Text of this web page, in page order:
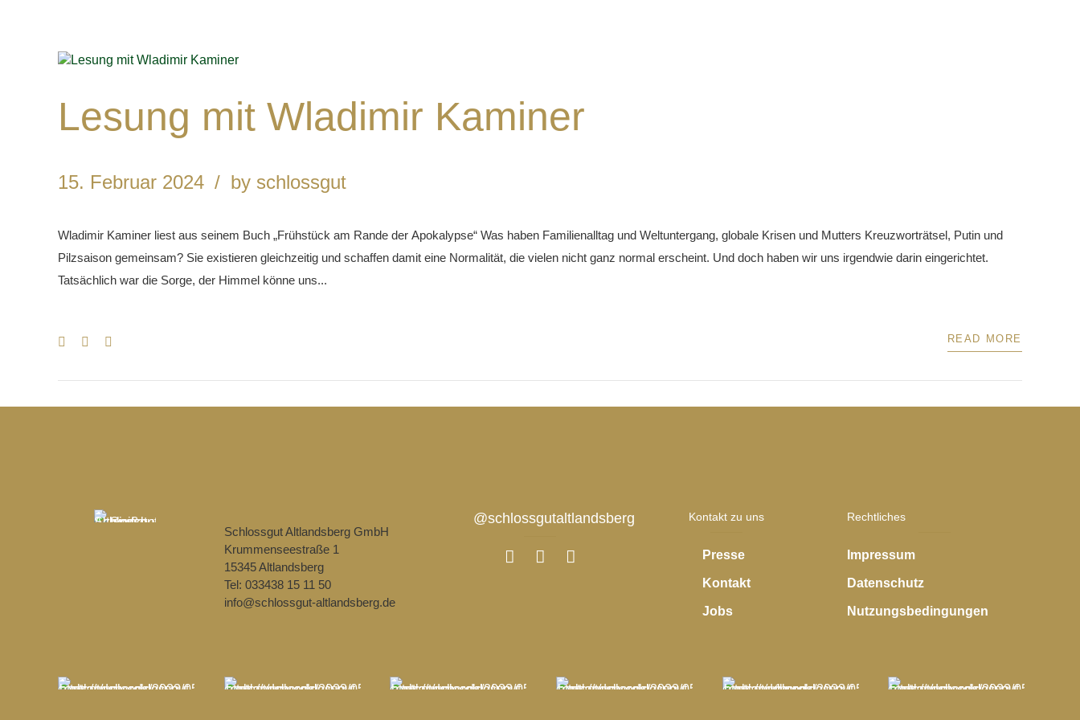
Lesung mit Wladimir Kaminer
15. Februar 2024 by schlossgut
Wladimir Kaminer liest aus seinem Buch „Frühstück am Rande der Apokalypse“ Was haben Familienalltag und Weltuntergang, globale Krisen und Mutters Kreuzworträtsel, Putin und
Pilzsaison gemeinsam? Sie existieren gleichzeitig und schaffen damit eine Normalität, die vielen nicht ganz normal erscheint. Und doch haben wir uns irgendwie darin eingerichtet.
Tatsächlich war die Sorge, der Himmel könne uns...
READ MORE
Schlossgut Altlandsberg GmbH
Krummenseestraße 1
15345 Altlandsberg
Tel: 033438 15 11 50
info@schlossgut-altlandsberg.de
@schlossgutaltlandsberg Kontakt zu uns
Presse
Kontakt
Jobs
Rechtliches
Impressum
Datenschutz
Nutzungsbedingungen